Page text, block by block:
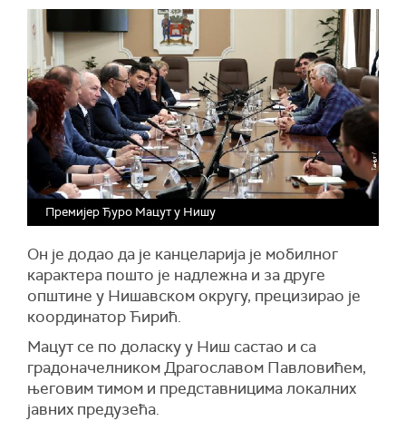
Премијер Ђуро Мацут у Нишу
Он је додао да је канцеларија је мобилног
карактера пошто је надлежна и за друге
општине у Нишавском округу, прецизирао је
координатор Ћирић.
Мацут се по доласку у Ниш састао и са
градоначелником Драгославом Павловићем,
његовим тимом и представницима локалних
јавних предузећа.